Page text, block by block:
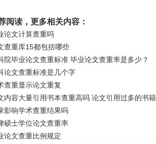
阅读，更多相关内容：
论文计算查重吗
查重库15都包括哪些
院毕业论文查重标准 毕业论文查重率是多少？
论文查重标准是几个字
查重显示论文重复
内容大量引用书本查重高吗 论文引用过多的书籍
影响学术查重结果吗
硕士学位论文查重率
论文查重比例规定